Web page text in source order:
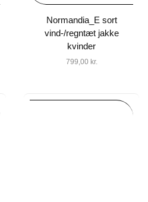
Normandia_E sort
vind-/regntæt jakke
kvinder
799,00 kr.